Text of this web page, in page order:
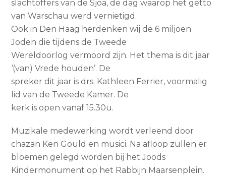
slachtoffers van de Sjoa, de dag waarop het getto
van Warschau werd vernietigd.
Ook in Den Haag herdenken wij de 6 miljoen
Joden die tijdens de Tweede
Wereldoorlog vermoord zijn. Het thema is dit jaar
‘(van) Vrede houden’. De
spreker dit jaar is drs. Kathleen Ferrier, voormalig
lid van de Tweede Kamer. De
kerk is open vanaf 15.30u.
Muzikale medewerking wordt verleend door
chazan Ken Gould en musici. Na afloop zullen er
bloemen gelegd worden bij het Joods
Kindermonument op het Rabbijn Maarsenplein.